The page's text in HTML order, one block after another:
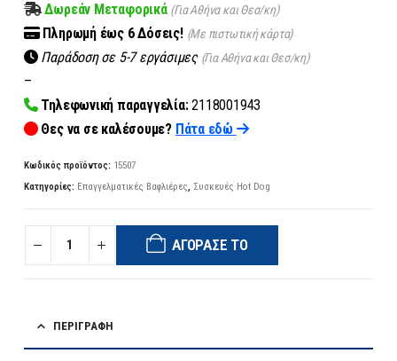
Δωρεάν Μεταφορικά (Για Αθήνα και Θεσ/κη)
Πληρωμή έως 6Δόσεις! (Με πιστωτική κάρτα)
Παράδοση σε 5-7 εργάσιμες (Για Αθήνα και Θεσ/κη)
–
Τηλεφωνική παραγγελία:2118001943
Θες να σε καλέσουμε? Πάτα εδώ
Κωδικός προϊόντος: 15507
Κατηγορίες: Επαγγελματικές Βαφλιέρες, Συσκευές Hot Dog
ΑΓΌΡΑΣΈ ΤΟ
ΠΕΡΙΓΡΑΦΉ